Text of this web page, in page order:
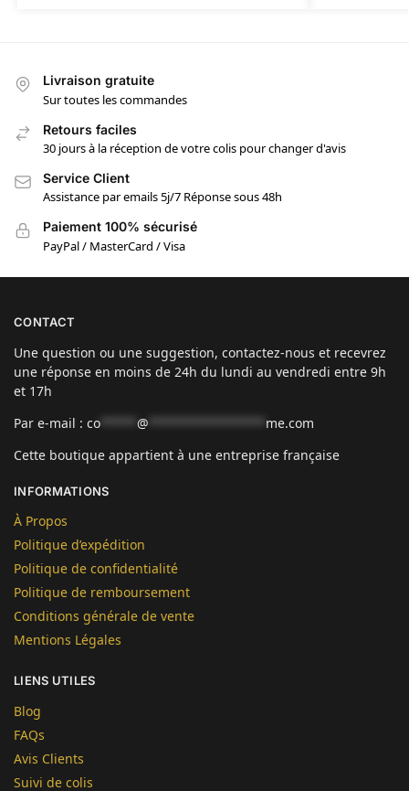
Livraison gratuite
Sur toutes les commandes
Retours faciles
30 jours à la réception de votre colis pour changer d'avis
Service Client
Assistance par emails 5j/7 Réponse sous 48h
Paiement 100% sécurisé
PayPal / MasterCard / Visa
CONTACT
Une question ou une suggestion, contactez-nous et recevrez
une réponse en moins de 24h du lundi au vendredi entre 9h
et 17h
Par e-mail : co @
me.com
Cette boutique appartient à une entreprise française
INFORMATIONS
À Propos
Politique d’expédition
Politique de confidentialité
Politique de remboursement
Conditions générale de vente
Mentions Légales
LIENS UTILES
Blog
FAQs
Avis Clients
Suivi de colis